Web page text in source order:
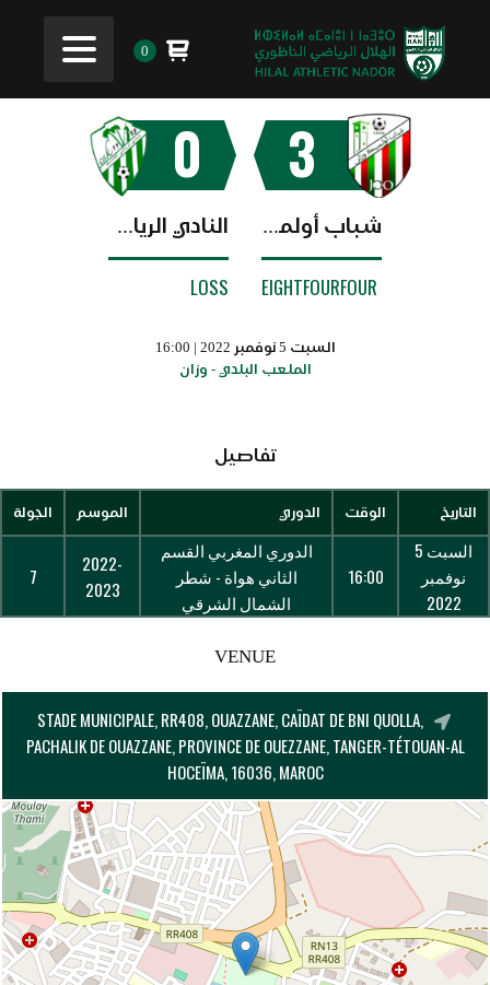
0
3
شباب أولمبيك وزان
EIGHTFOURFOUR
0
النادي الرياضي القصري
LOSS
السبت 5 نوفمبر 2022 | 16:00
الملعب البلدي - وزان
تفاصيل
التاريخ الوقت الدوري الموسم الجولة
السبت 5
نوفمبر
2022
16:00
الدوري المغربي القسم
الثاني هواة - شطر
الشمال الشرقي
2022-
2023
7
VENUE
STADE MUNICIPALE, RR408, OUAZZANE, CAÏDAT DE BNI QUOLLA,
PACHALIK DE OUAZZANE, PROVINCE DE OUEZZANE, TANGER-TÉTOUAN-AL
HOCEÏMA, 16036, MAROC